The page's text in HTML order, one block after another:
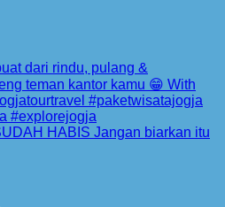
HABIS Jangan biarkan itu